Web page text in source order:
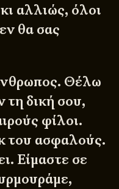
αλλιώς, όλοι
θα σας
Θέλω
τη δική σου,
φίλοι.
του ασφαλούς.
Είμαστε σε